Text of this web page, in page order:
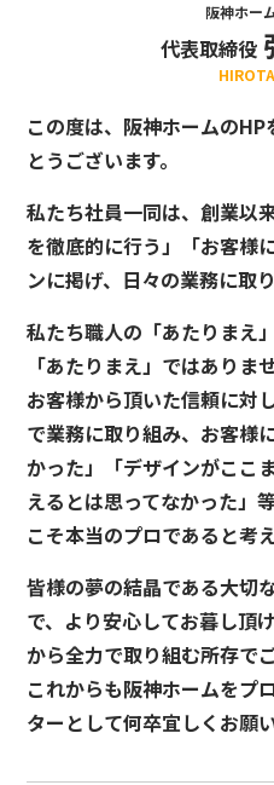
阪神ホー
代表取締役
この度は、阪神ホームの
とうございます。
私たち社員一同は、創業以
を徹底的に行う」「お客様
ンに掲げ、日々の業務に取
私たち職人の「あたりまえ
「あたりまえ」ではありま
お客様から頂いた信頼に対
で業務に取り組み、お客様
かった」「デザインがここ
えるとは思ってなかった」
こそ本当のプロであると考
皆様の夢の結晶である大切
で、より安心してお暮し頂
から全力で取り組む所存で
これからも阪神ホームをプ
ターとして何卒宜しくお